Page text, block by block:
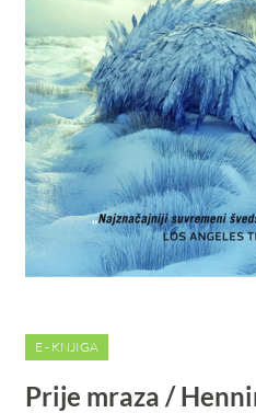
E - KNJIGA
Prije mraza /